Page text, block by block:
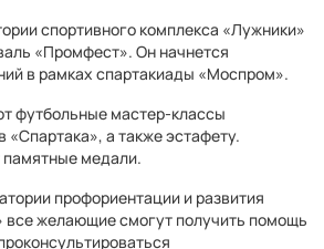
спортивного комплекса «Лужники»
«Промфест». Он начнется
в рамках спартакиады «Моспром».
футбольные мастер-классы
«Спартака», а также эстафету.
памятные медали.
профориентации и развития
все желающие смогут получить помощь